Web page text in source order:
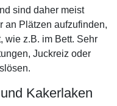
sind daher meist
an Plätzen aufzufinden,
wie z.B. im Bett. Sehr
Juckreiz oder
Kakerlaken